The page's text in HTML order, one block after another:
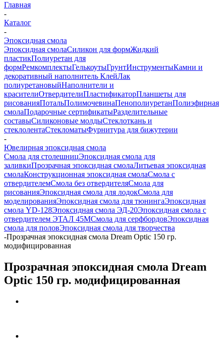
Главная
-
Каталог
-
Эпоксидная смола
Эпоксидная смолаСиликон для формЖидкий
пластикПолиуретан для
формРемкомплектыГелькоутыГрунтИнструментыКамни и
декоративный наполнитель КлейЛак
полиуретановыйНаполнители и
красителиОтвердителиПластификаторПланшеты для
рисованияПотальПолимочевинаПенополиуретанПолиэфирная
смолаПодарочные сертификатыРазделительные
составыСиликоновые молдыСтеклоткань и
стеклолентаСтекломатыФурнитура для бижутерии
-
Ювелирная эпоксидная смола
Смола для столешницЭпоксидная смола для
заливкиПрозрачная эпоксидная смолаЛитьевая эпоксидная
смолаКонструкционная эпоксидная смолаСмола с
отвердителемСмола без отвердителяСмола для
рисованияЭпоксидная смола для лодокСмола для
моделированияЭпоксидная смола для тюнингаЭпоксидная
смола YD-128Эпоксидная смола ЭД-20Эпоксидная смола с
отвердителем ЭТАЛ 45МСмола для серфбордовЭпоксидная
смола для половЭпоксидная смола для творчества
-Прозрачная эпоксидная смола Dream Optic 150 гр.
модифицированная
Прозрачная эпоксидная смола Dream
Optic 150 гр. модифицированная